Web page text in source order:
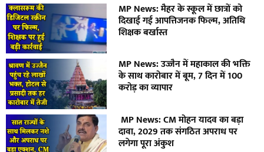
MP News: मैहर के स्कूल में छात्रों को
दिखाई गई आपत्तिजनक फिल्म, अतिथि
शिक्षक बर्खास्त
MP News: उज्जैन में महाकाल की भक्ति
के साथ कारोबार में बूम, 7 दिन में 100
करोड़ का व्यापार
MP News: CM मोहन यादव का बड़ा
दावा, 2029 तक संगठित अपराध पर
लगेगा पूरा अंकुश